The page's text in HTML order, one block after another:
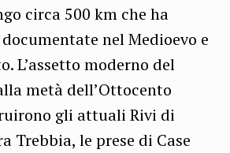
circa 500 km che ha
nel Medioevo e
L’assetto moderno del
metà dell’Ottocento
gli attuali Rivi di
Trebbia, le prese di Case